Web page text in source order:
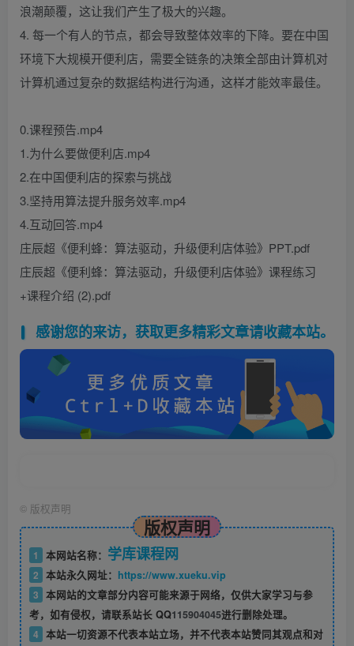
浪潮颠覆，这让我们产生了极大的兴趣。
4. 每一个有人的节点，都会导致整体效率的下降。要在中国
环境下大规模开便利店，需要全链条的决策全部由计算机对
计算机通过复杂的数据结构进行沟通，这样才能效率最佳。
0.课程预告.mp4
1.为什么要做便利店.mp4
2.在中国便利店的探索与挑战
3.坚持用算法提升服务效率.mp4
4.互动回答.mp4
庄辰超《便利蜂：算法驱动，升级便利店体验》PPT.pdf
庄辰超《便利蜂：算法驱动，升级便利店体验》课程练习
+课程介绍 (2).pdf
感谢您的来访，获取更多精彩文章请收藏本站。
© 版权声明
版权声明
1 本网站名称： 学库课程网
2 本站永久网址： https://www.xueku.vip
3 本网站的文章部分内容可能来源于网络，仅供大家学习与参
考，如有侵权，请联系站长 QQ115904045进行删除处理。
4 本站一切资源不代表本站立场，并不代表本站赞同其观点和对